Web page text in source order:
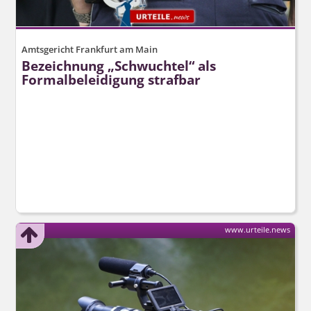
Amtsgericht Frankfurt am Main
Bezeichnung „Schwuchtel“ als
Formalbeleidigung strafbar
www.urteile.news